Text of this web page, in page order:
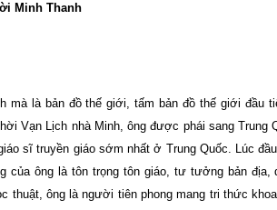
Minh Thanh
mà là bản đồ thế giới, tấm bản đồ thế giới đầu
Vạn Lịch nhà Minh, ông được phái sang Trung
sĩ truyền giáo sớm nhất ở Trung Quốc. Lúc
của ông là tôn trọng tôn giáo, tư tưởng bản địa,
thuật, ông là người tiên phong mang tri thức